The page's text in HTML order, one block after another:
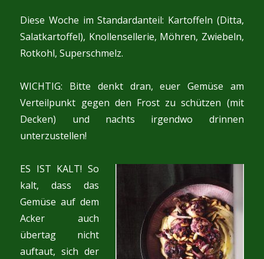
Diese Woche im Standardanteil: Kartoffeln (Ditta,
Salatkartoffel), Knollensellerie, Möhren, Zwiebeln,
Rotkohl, Superschmelz.
WICHTIG: Bitte denkt dran, euer Gemüse am
Verteilpunkt gegen den Frost zu schützen (mit
Decken) und nachts irgendwo drinnen
unterzustellen!
ES IST KALT! So
kalt, dass das
Gemüse auf dem
Acker auch
übertag nicht
auftaut, sich der